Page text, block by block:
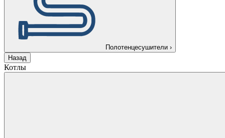
Полотенцесушители ›
Назад
Котлы